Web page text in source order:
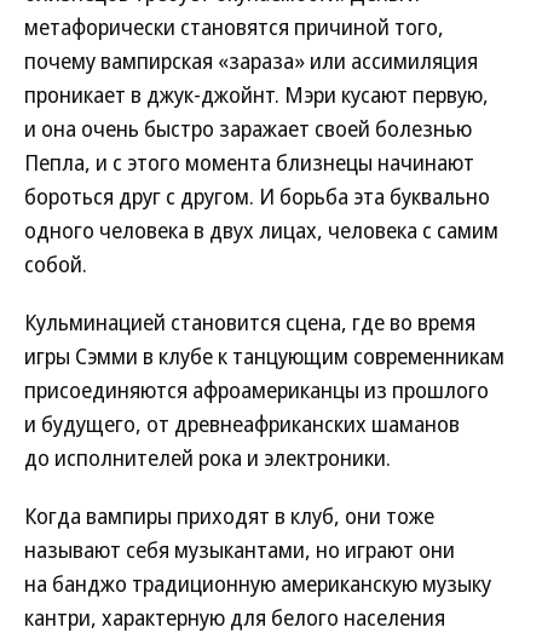
метафорически становятся причиной того,
почему вампирская «зараза» или ассимиляция
проникает в джук-джойнт. Мэри кусают первую,
и она очень быстро заражает своей болезнью
Пепла, и с этого момента близнецы начинают
бороться друг с другом. И борьба эта буквально
одного человека в двух лицах, человека с самим
собой.
Кульминацией становится сцена, где во время
игры Сэмми в клубе к танцующим современникам
присоединяются афроамериканцы из прошлого
и будущего, от древнеафриканских шаманов
до исполнителей рока и электроники.
Когда вампиры приходят в клуб, они тоже
называют себя музыкантами, но играют они
на банджо традиционную американскую музыку
кантри, характерную для белого населения